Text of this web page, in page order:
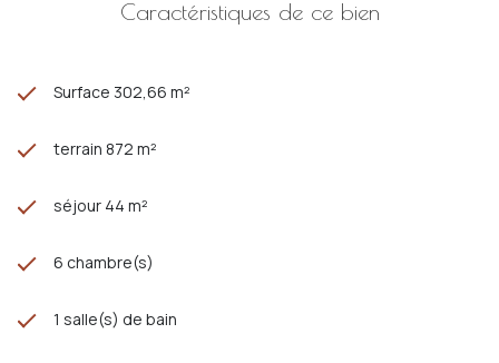
Performances énergétiques :
Montant estimé des dépenses annuelles d’énergie pour un
usage standard
: entre
Les informations sur les risques auxquels ce bien est exposé
Caractéristiques de ce bien
Surface 302,66 m²
terrain 872 m²
séjour 44 m²
6 chambre(s)
1 salle(s) de bain